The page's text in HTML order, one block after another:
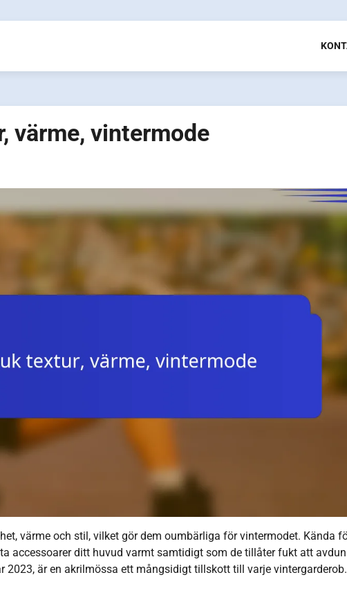
värme, vintermode
värme och stil, vilket gör dem oumbärliga för vintermodet. Kända
accessoarer ditt huvud varmt samtidigt som de tillåter fukt att
2023, är en akrilmössa ett mångsidigt tillskott till varje vintergarderob.